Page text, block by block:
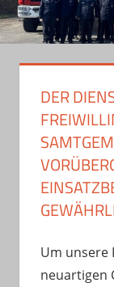
DER
Um unsere
neuartigen